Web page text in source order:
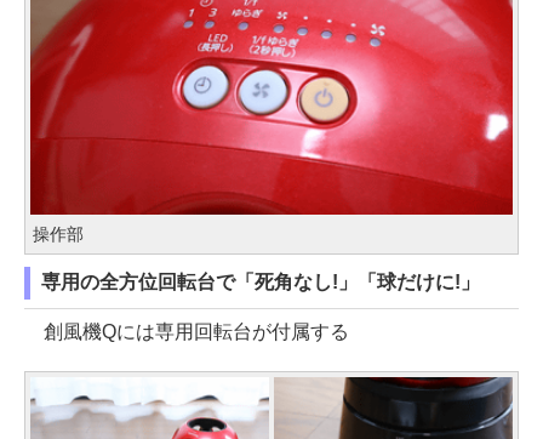
操作部
専用の全方位回転台で「死角なし!」「球だけに!」
創風機Qには専用回転台が付属する